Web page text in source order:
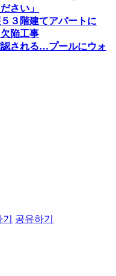
さい」
３階建てアパートに
陥工事
される…プールにウォ
공유하기